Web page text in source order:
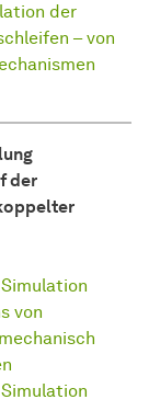
der
– von
der
von